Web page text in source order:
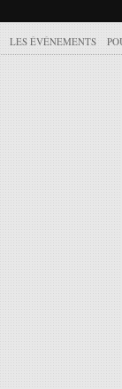
LES ÉVÉNEMENTS